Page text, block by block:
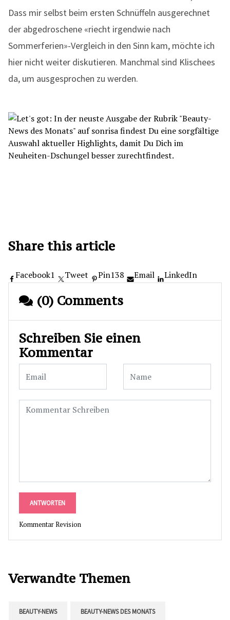
Dass mir selbst beim ersten Schnüffeln ausgerechnet
der abgedroschene «riecht irgendwie nach
Sommerferien»-Vergleich in den Sinn kam, möchte ich
hier nicht weiter diskutieren. Manchmal sind Klischees
da, um ausgesprochen zu werden.
Share this article
Facebook1 Tweet Pin138 Email LinkedIn
(0) Comments
Schreiben Sie einen
Kommentar
ANTWORTEN
Kommentar Revision
Verwandte Themen
BEAUTY-NEWS BEAUTY-NEWS DES MONATS